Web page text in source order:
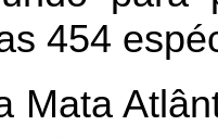
454
Mata